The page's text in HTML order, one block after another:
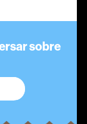
sobre